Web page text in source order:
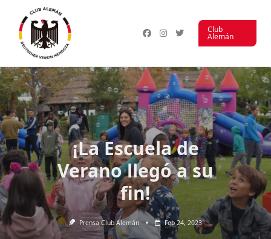
contenido
Club
Alemán
¡La Escuela de
Verano llegó a su
fin!
Prensa Club Alemán Feb 24, 2023